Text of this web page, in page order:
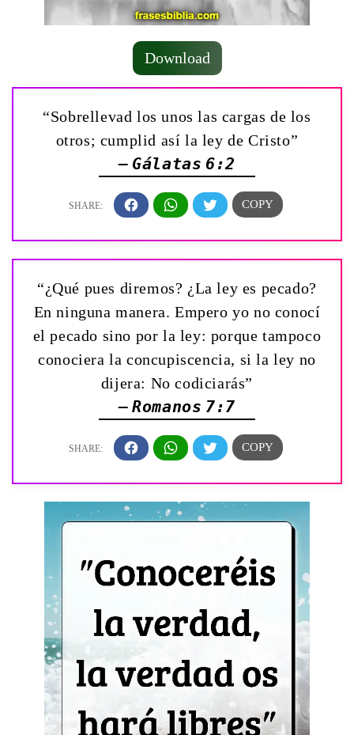
Download
“Sobrellevad los unos las cargas de los
otros; cumplid así la ley de Cristo”
— Gálatas 6:2
“¿Qué pues diremos? ¿La ley es pecado?
En ninguna manera. Empero yo no conocí
el pecado sino por la ley: porque tampoco
conociera la concupiscencia, si la ley no
dijera: No codiciarás”
— Romanos 7:7